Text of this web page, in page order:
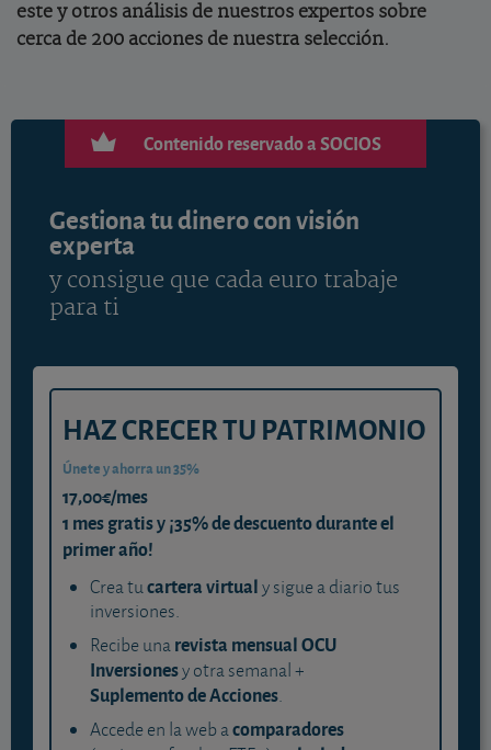
este y otros análisis de nuestros expertos sobre
cerca de 200 acciones de nuestra selección.
Contenido reservado a SOCIOS
Gestiona tu dinero con visión
experta
y consigue que cada euro trabaje
para ti
HAZ CRECER TU PATRIMONIO
Únete y ahorra un 35%
17,00€/mes
1 mes gratis y ¡35% de descuento durante el
primer año!
Crea tucartera virtualy sigue a diario tus
inversiones.
Recibe unarevista mensual OCU
Inversionesy otra semanal +
Suplemento de Acciones.
Accede en la web acomparadores